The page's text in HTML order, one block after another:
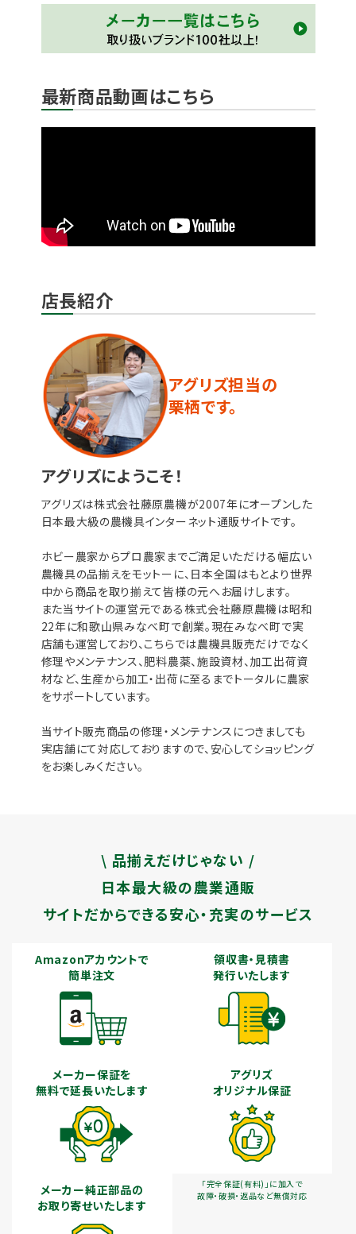
最新商品動画はこちら
店長紹介
アグリズ担当の
栗栖です。
アグリズにようこそ！
アグリズは株式会社藤原農機が2007年にオープンした
日本最大級の農機具インターネット通販サイトです。
ホビー農家からプロ農家までご満足いただける幅広い
農機具の品揃えをモットーに、日本全国はもとより世界
中から商品を取り揃えて皆様の元へお届けします。
また当サイトの運営元である株式会社藤原農機は昭和
22年に和歌山県みなべ町で創業。現在みなべ町で実
店舗も運営しており、こちらでは農機具販売だけでなく
修理やメンテナンス、肥料農薬、施設資材、加工出荷資
材など、生産から加工・出荷に至るまでトータルに農家
をサポートしています。
当サイト販売商品の修理・メンテナンスにつきましても
実店舗にて対応しておりますので、安心してショッピング
をお楽しみください。
\ 品揃えだけじゃない /
日本最大級の農業通販
サイトだからできる安心・充実のサービス
Amazonアカウントで
簡単注文
領収書・見積書
発行いたします
メーカー保証を
無料で延長いたします
アグリズ
オリジナル保証
「完全保証(有料)」に加入で
故障・破損・返品など無償対応
メーカー純正部品の
お取り寄せいたします